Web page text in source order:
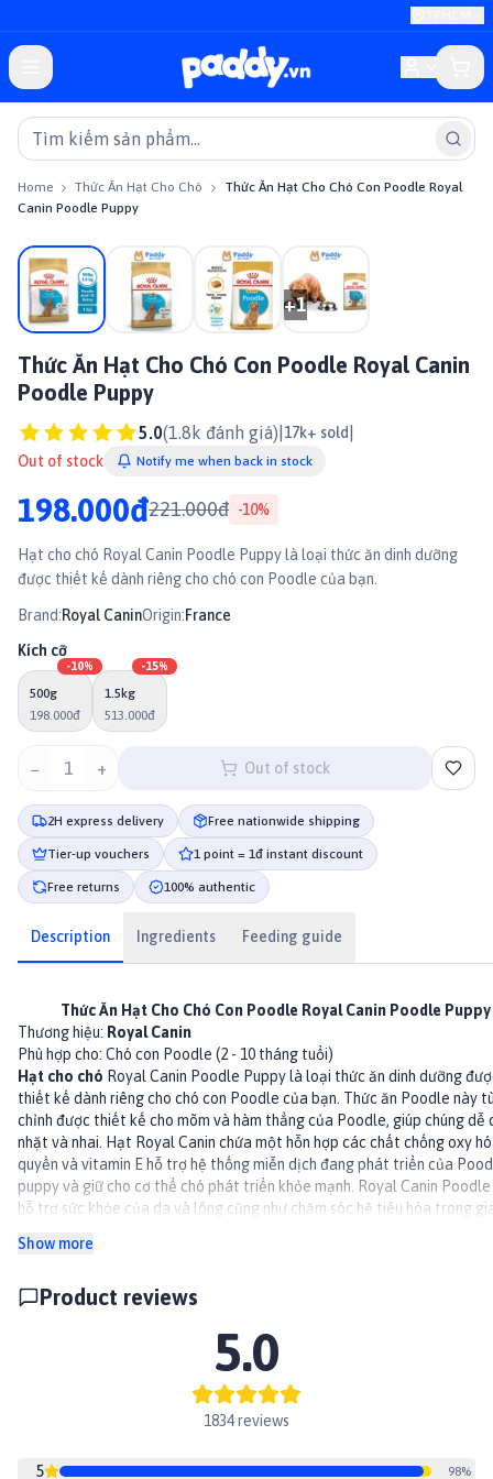
Home Thức Ăn Hạt Cho Chó
Thức Ăn Hạt Cho Chó Con Poodle Royal
Canin Poodle Puppy
On sale
+1
Thức Ăn Hạt Cho Chó Con Poodle Royal Canin
Poodle Puppy
5.0(1.8k đánh giá) 17k+ sold
Out of stock Notify me when back in stock
198.000đ221.000đ -10%
Hạt cho chó Royal Canin Poodle Puppy là loại thức ăn dinh dưỡng
được thiết kế dành riêng cho chó con Poodle của bạn.
Brand:Royal CaninOrigin:France
Kích cỡ
500g
198.000đ
-10%
1.5kg
513.000đ
-15%
− 1 + Out of stock
2H express delivery Free nationwide shipping
Tier-up vouchers 1 point = 1đ instant discount
Free returns 100% authentic
Description Ingredients Feeding guide
Thức Ăn Hạt Cho Chó Con Poodle Royal Canin Poodle Puppy
Thương hiệu: Royal Canin
Phù hợp cho: Chó con Poodle (2 - 10 tháng tuổi)
Hạt cho chó Royal Canin Poodle Puppy là loại thức ăn dinh dưỡng
thiết kế dành riêng cho chó con Poodle của bạn. Thức ăn Poodle này
chỉnh được thiết kế cho mõm và hàm thẳng của Poodle, giúp chúng dễ
nhặt và nhai.
Hạt Royal Canin chứa một hỗn hợp các chất chống oxy
quyền và vitamin E hỗ trợ hệ thống miễn dịch đang phát triển của
puppy và giữ cho cơ thể chó phát triển khỏe mạnh. Royal Canin Poodle
hỗ trợ sức khỏe của da và lông cũng như chăm sóc hệ tiêu hóa trong
sang các loại
Lợi ích:
quyền, bao gồm vitamin E, giúp hỗ trợ sự phát triển của hệ thống miễn
TỐT CHO DA VÀ LÔNG: EPA và DHA từ dầu cá giúp thúc đẩy làn da
lông khỏe mạnh giúp nuôi dưỡng bộ lông xoăn đang phát triển của chó
HỖ TRỢ TIÊU HÓA: Hỗ trợ tiêu hóa khỏe mạnh ở chó con và thúc đẩy
HÌNH DÁNG KIBBLE CHUYÊN DỤNG: Thiết kế kibble độc đáo giúp
Show more
Product reviews
5.0
1834 reviews
5 98%